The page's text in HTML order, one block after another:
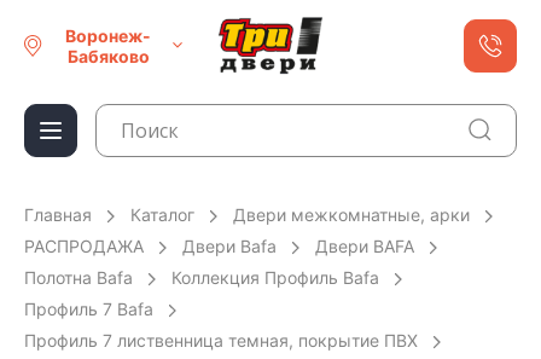
Воронеж-
Бабяково
Главная Каталог
Двери межкомнатные, арки
РАСПРОДАЖА
Двери Bafa
Двери BAFA
Полотна Bafa
Коллекция Профиль Bafa
Профиль 7 Bafa
Профиль 7 лиственница темная, покрытие ПВХ